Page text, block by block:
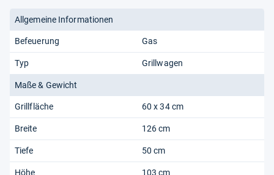
Allgemeine Informationen
Befeuerung Gas
Typ Grillwagen
Maße & Gewicht
Grillfläche 60 x 34 cm
Breite 126 cm
Tiefe 50 cm
Höhe 103 cm